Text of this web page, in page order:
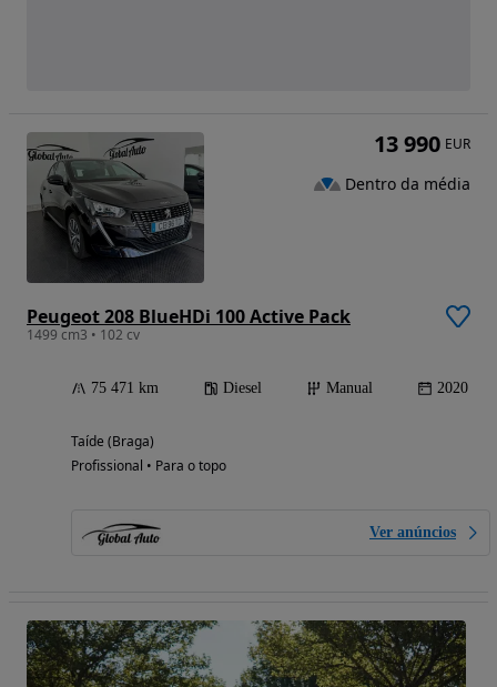
Peugeot 208 BlueHDi 100 Active Pack
1499 cm3 • 102 cv
75 471 km Diesel Manual 2020
Taíde (Braga)
Profissional • Para o topo
Ver anúncios
13 990 EUR
Dentro da média